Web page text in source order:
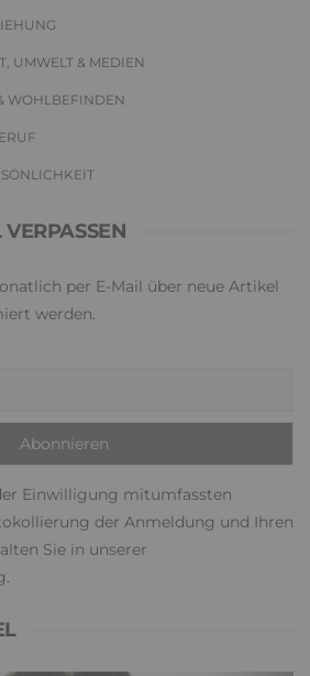
UMWELT & MEDIEN
WOHLBEFINDEN
per E-Mail über neue Artikel
werden.
Einwilligung mitumfassten
der Anmeldung und Ihren
Sie in unserer
.